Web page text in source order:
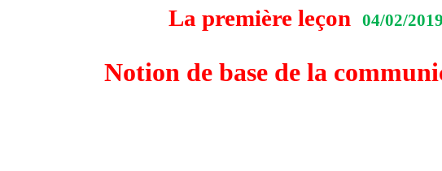
La première leçon 04/02/2019
Notion de base de la